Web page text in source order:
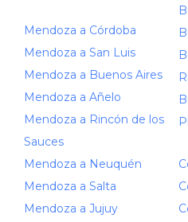
Mendoza a Córdoba
Mendoza a San Luis
Mendoza a Buenos Aires
Mendoza a Añelo
Mendoza a Rincón de los
Sauces
Mendoza a Neuquén
Mendoza a Salta
Mendoza a Jujuy